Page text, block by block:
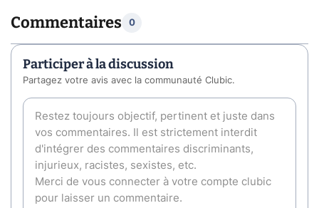
Commentaires 0
Participer à la discussion
Partagez votre avis avec la communauté Clubic.